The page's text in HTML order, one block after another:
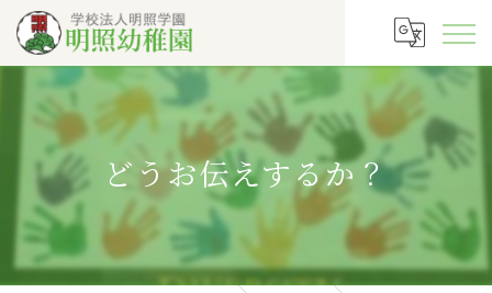
どうお伝えするか？